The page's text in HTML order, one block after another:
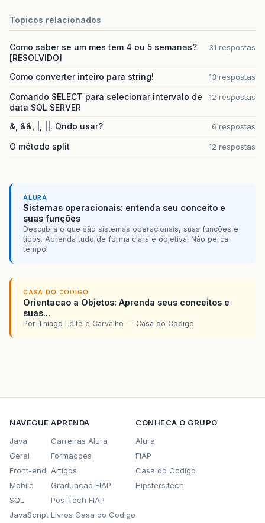
Topicos relacionados
Como saber se um mes tem 4 ou 5 semanas?
[RESOLVIDO]
31 respostas
Como converter inteiro para string! 13 respostas
Comando SELECT para selecionar intervalo de
data SQL SERVER
12 respostas
&, &&, |, ||. Qndo usar? 6 respostas
O método split 12 respostas
ALURA
Sistemas operacionais: entenda seu conceito e
suas funções
Descubra o que são sistemas operacionais, suas funções e
tipos. Aprenda tudo de forma clara e objetiva. Não perca
tempo!
CASA DO CODIGO
Orientacao a Objetos: Aprenda seus conceitos e
suas...
Por Thiago Leite e Carvalho — Casa do Codigo
NAVEGUE
Java
Geral
Front-end
Mobile
SQL
JavaScript
APRENDA
Carreiras Alura
Formacoes
Artigos
Graduacao FIAP
Pos-Tech FIAP
Livros Casa do Codigo
CONHECA O GRUPO
Alura
FIAP
Casa do Codigo
Hipsters.tech